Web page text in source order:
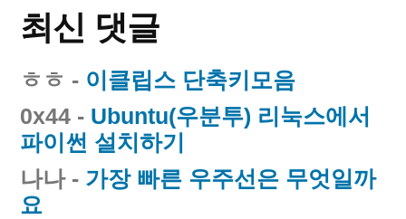
최신 댓글
ㅎㅎ - 이클립스 단축키모음
0x44 - Ubuntu(우분투) 리눅스에서
파이썬 설치하기
나나- 가장 빠른 우주선은 무엇일까
요